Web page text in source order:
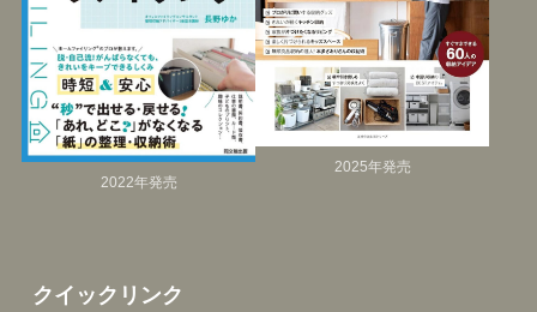
2022年発売
2025年発売
クイックリンク